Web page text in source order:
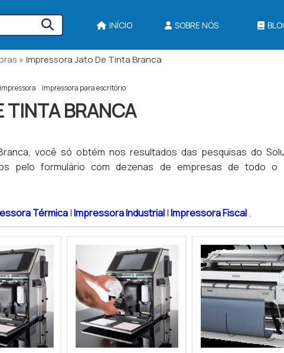
INÍCIO SOBRE NÓS
» Impressora Jato De Tinta Branca
Impressora para escritório
TINTA BRANCA
você só obtém nos resultados das pesquisas do
pelo formulário com dezenas de empresas de todo o
Térmica|Impressora Industrial|Impressora Fiscal.